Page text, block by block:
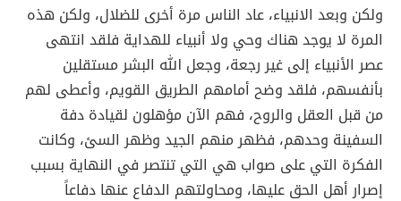
ولكن وبعد الانبياء، عاد الناس مرة أخرى للضلال، ولكن هذه
المرة لا يوجد هناك وحي ولا أنبياء للهداية فلقد انتهى
عصر الأنبياء إلى غير رجعة، وجعل الله البشر مستقلين
بأنفسهم، فلقد وضح أمامهم الطريق القويم، وأعطى لهم
من قبل العقل والروح، فهم الآن مؤهلون لقيادة دفة
السفينة وحدهم، فظهر منهم الجيد وظهر السئ، وكانت
الفكرة التي على صواب هي التي تنتصر في النهاية بسبب
إصرار أهل الحق عليها، ومحاولتهم الدفاع عنها دفاعاً